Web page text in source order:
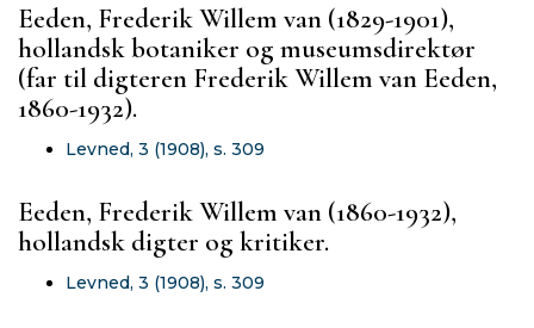
Eeden, Frederik Willem van (1829-1901),
hollandsk botaniker og museumsdirektør
(far til digteren Frederik Willem van Eeden,
1860-1932).
Levned, 3 (1908), s. 309
Eeden, Frederik Willem van (1860-1932),
hollandsk digter og kritiker.
Levned, 3 (1908), s. 309